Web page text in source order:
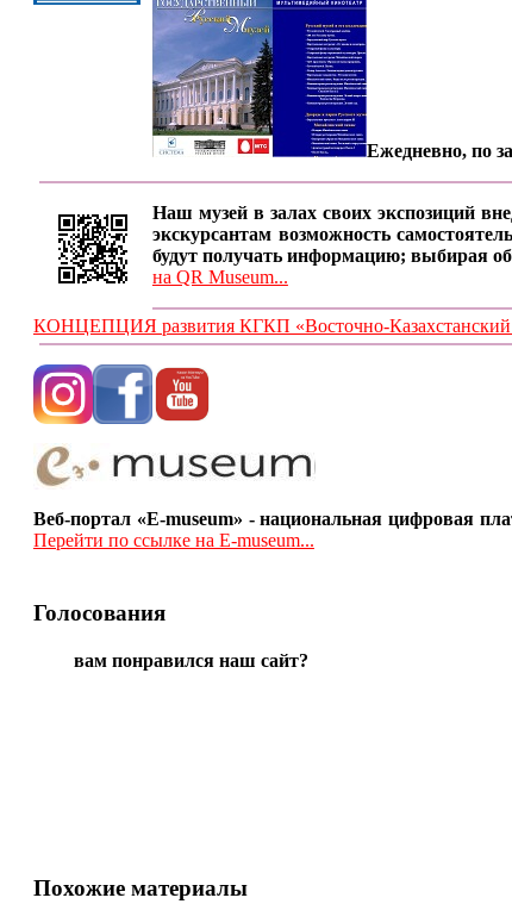
Ежедневно, по
Наш музей в залах своих экспозиций
экскурсантам возможность
будут получать информацию; выбирая
на QR Museum...
КОНЦЕПЦИЯ развития КГКП «Восточно-Казахстанский
Веб-портал «E-museum» - национальная цифровая
Перейти по ссылке на E-museum...
Голосования
вам понравился наш сайт?
Похожие материалы